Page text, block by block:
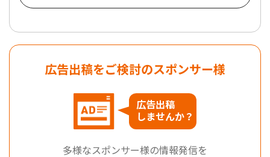
広告出稿をご検討のスポンサー様
広告出稿
しませんか？
多様なスポンサー様の情報発信を